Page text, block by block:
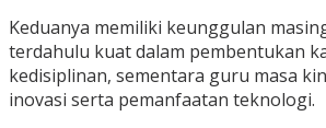
Keduanya memiliki keunggulan
terdahulu kuat dalam pembentukan
kedisiplinan, sementara guru masa
inovasi serta pemanfaatan teknologi.